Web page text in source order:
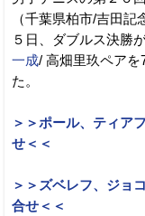
（千葉県柏市/吉田
５日、ダブルス決勝
一成/ 高畑里玖ペアを
た。
＞＞ポール、ティア
せ＜＜
＞＞ズベレフ、ジョ
合せ＜＜